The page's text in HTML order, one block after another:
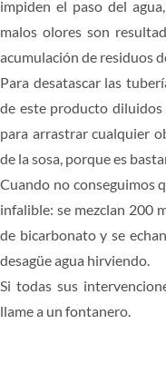
impiden el paso del
malos olores son
acumulación de residuos
Para desatascar las
de este producto
para arrastrar cualquier
de la sosa, porque es
Cuando no conseguimos
infalible: se mezclan 200
de bicarbonato y se
desagüe agua hirviendo.
Si todas sus
llame a un fontanero.